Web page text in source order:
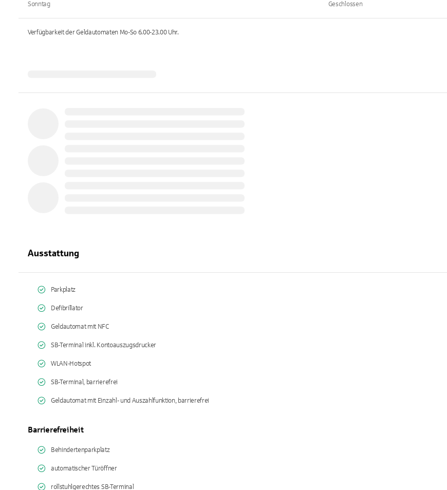
Sonntag Geschlossen
Verfügbarkeit der Geldautomaten Mo-So 6.00-23.00Uhr.
Ausstattung
Parkplatz
Defibrillator
Geldautomat mit NFC
SB-Terminal inkl. Kontoauszugsdrucker
WLAN-Hotspot
SB-Terminal, barrierefrei
Geldautomat mit Einzahl- und Auszahlfunktion, barrierefrei
Barrierefreiheit
Behindertenparkplatz
automatischer Türöffner
rollstuhlgerechtes SB-Terminal